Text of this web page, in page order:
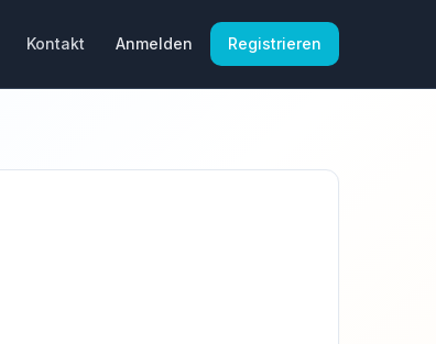
Kontakt Anmelden Registrieren